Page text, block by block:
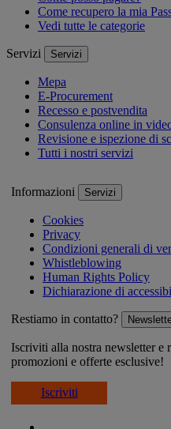
Come recupero la mia
Vedi tutte le categorie
Servizi Servizi
Mepa
E-Procurement
Recesso e postvendita
Consulenza online in
Revisione e ispezione di
Tutti i nostri servizi
Informazioni Servizi
Cookies
Privacy
Condizioni generali di
Whistleblowing
Human Rights Policy
Dichiarazione di
Restiamo in contatto?
Iscriviti alla nostra newsletter e
promozioni e offerte esclusive!
Iscriviti